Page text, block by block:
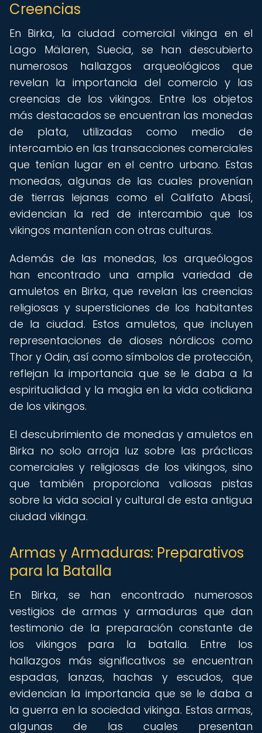
Creencias
En Birka, la ciudad comercial vikinga en el
Lago Mälaren, Suecia, se han descubierto
numerosos hallazgos arqueológicos que
revelan la importancia del comercio y las
creencias de los vikingos. Entre los objetos
más destacados se encuentran las monedas
de plata, utilizadas como medio de
intercambio en las transacciones comerciales
que tenían lugar en el centro urbano. Estas
monedas, algunas de las cuales provenían
de tierras lejanas como el Califato Abasí,
evidencian la red de intercambio que los
vikingos mantenían con otras culturas.
Además de las monedas, los arqueólogos
han encontrado una amplia variedad de
amuletos en Birka, que revelan las creencias
religiosas y supersticiones de los habitantes
de la ciudad. Estos amuletos, que incluyen
representaciones de dioses nórdicos como
Thor y Odin, así como símbolos de protección,
reflejan la importancia que se le daba a la
espiritualidad y la magia en la vida cotidiana
de los vikingos.
El descubrimiento de monedas y amuletos en
Birka no solo arroja luz sobre las prácticas
comerciales y religiosas de los vikingos, sino
que también proporciona valiosas pistas
sobre la vida social y cultural de esta antigua
ciudad vikinga.
Armas y Armaduras: Preparativos
para la Batalla
En Birka, se han encontrado numerosos
vestigios de armas y armaduras que dan
testimonio de la preparación constante de
los vikingos para la batalla. Entre los
hallazgos más significativos se encuentran
espadas, lanzas, hachas y escudos, que
evidencian la importancia que se le daba a
la guerra en la sociedad vikinga. Estas armas,
algunas de las cuales presentan